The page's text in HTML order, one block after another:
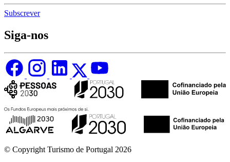
Subscrever
Siga-nos
© Copyright Turismo de Portugal 2026